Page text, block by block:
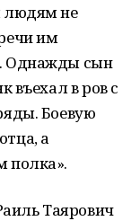
людям не
им
Однажды сын
въехал в ров с
Боевую
а
полка».
Таярович